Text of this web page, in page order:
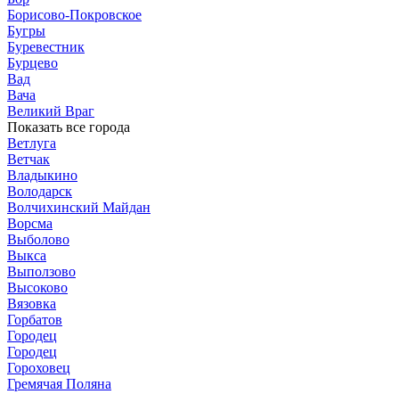
Борисово-Покровское
Бугры
Буревестник
Бурцево
Вад
Вача
Великий Враг
Показать все города
Ветлуга
Ветчак
Владыкино
Володарск
Волчихинский Майдан
Ворсма
Выболово
Выкса
Выползово
Высоково
Вязовка
Горбатов
Городец
Городец
Гороховец
Гремячая Поляна